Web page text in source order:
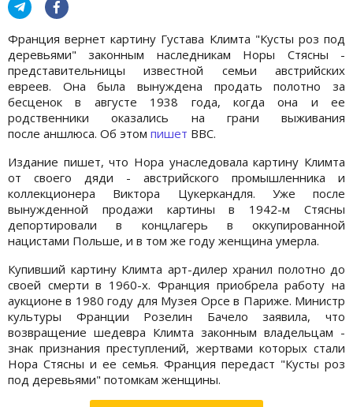
Франция вернет картину Густава Климта "Кусты роз под
деревьями" законным наследникам Норы Стясны -
представительницы известной семьи австрийских
евреев. Она была вынуждена продать полотно за
бесценок в августе 1938 года, когда она и ее
родственники оказались на грани выживания
после аншлюса. Об этом пишет BBC.
Издание пишет, что Нора унаследовала картину Климта
от своего дяди - австрийского промышленника и
коллекционера Виктора Цукеркандля. Уже после
вынужденной продажи картины в 1942-м Стясны
депортировали в концлагерь в оккупированной
нацистами Польше, и в том же году женщина умерла.
Купивший картину Климта арт-дилер хранил полотно до
своей смерти в 1960-х. Франция приобрела работу на
аукционе в 1980 году для Музея Орсе в Париже. Министр
культуры Франции Розелин Бачело заявила, что
возвращение шедевра Климта законным владельцам -
знак признания преступлений, жертвами которых стали
Нора Стясны и ее семья. Франция передаст "Кусты роз
под деревьями" потомкам женщины.